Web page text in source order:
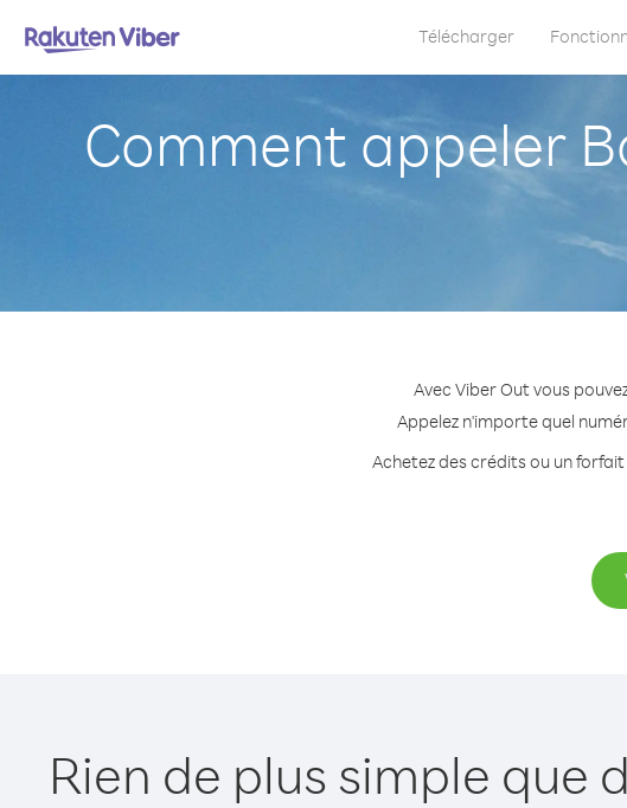
Télécharger
Comment appeler
Avec Viber Out vous
Appelez n'importe quel
Achetez des crédits ou un
Rien de plus simple que